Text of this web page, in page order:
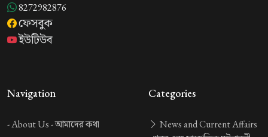
8272982876
ফেসবুক
ইউটিউব
Navigation
-About Us -আমাদের কথা
Categories
News and Current Affairs